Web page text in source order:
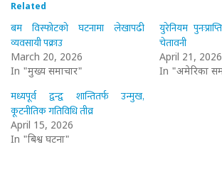
Related
बम विस्फोटको घटनामा लेखापढी
व्यवसायी पक्राउ
March 20, 2026
In "मुख्य समाचार"
युरेनियम
चेतावनी
April 21, 2026
In "अमेरिका
मध्यपूर्व द्वन्द्व शान्तितर्फ उन्मुख,
कूटनीतिक गतिविधि तीव्र
April 15, 2026
In "बिश्व घटना"